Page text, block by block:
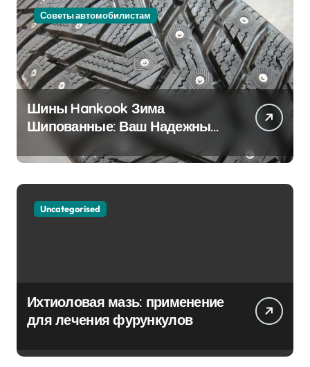
Советы автомобилистам
Шины Hankook Зима
Шипованные: Ваш Надежный
Партнёр на Снежных Дорогах
Uncategorised
Ихтиоловая мазь: применение
для лечения фурункулов